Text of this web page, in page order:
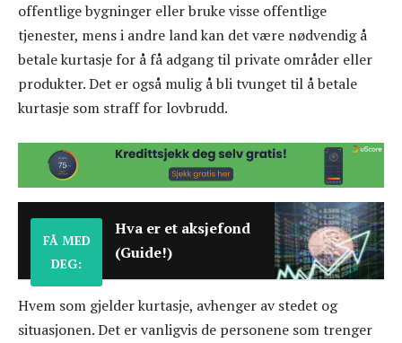
offentlige bygninger eller bruke visse offentlige
tjenester, mens i andre land kan det være nødvendig å
betale kurtasje for å få adgang til private områder eller
produkter. Det er også mulig å bli tvunget til å betale
kurtasje som straff for lovbrudd.
FÅ MED
DEG:
Hva er et aksjefond
(Guide!)
Hvem som gjelder kurtasje, avhenger av stedet og
situasjonen. Det er vanligvis de personene som trenger